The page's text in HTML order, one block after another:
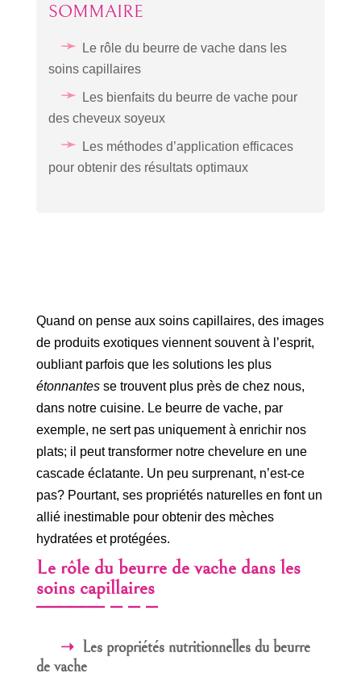
SOMMAIRE
Le rôle du beurre de vache dans les
soins capillaires
Les bienfaits du beurre de vache pour
des cheveux soyeux
Les méthodes d’application efficaces
pour obtenir des résultats optimaux
Quand on pense aux soins capillaires, des images
de produits exotiques viennent souvent à l’esprit,
oubliant parfois que les solutions les plus
étonnantesse trouvent plus près de chez nous,
dans notre cuisine. Le beurre de vache, par
exemple, ne sert pas uniquement à enrichir nos
plats; il peut transformer notre chevelure en une
cascade éclatante. Un peu surprenant, n’est-ce
pas? Pourtant, ses propriétés naturelles en font un
allié inestimable pour obtenir des mèches
hydratées et protégées.
Le rôle du beurre de vache dans les
soins capillaires
Les propriétés nutritionnelles du beurre
de vache